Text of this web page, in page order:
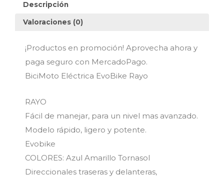
Descripción
Valoraciones (0)
¡Productos en promoción! Aprovecha ahora y
paga seguro con MercadoPago.
BiciMoto Eléctrica EvoBike Rayo
RAYO
Fácil de manejar, para un nivel mas avanzado.
Modelo rápido, ligero y potente.
Evobike
COLORES: Azul Amarillo Tornasol
Direccionales traseras y delanteras,